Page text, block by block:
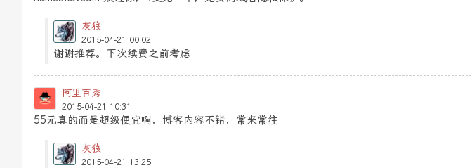
灰狼
2015-04-21 00:02
谢谢推荐。下次续费之前考虑
阿里百秀
2015-04-21 10:31
55元真的而是超级便宜啊，博客内容不错，常来常往
灰狼
2015-04-21 13:25